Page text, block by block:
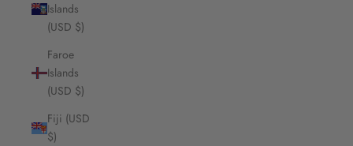
Islands
(USD $)
Faroe
Islands
(USD $)
Fiji (USD
$)